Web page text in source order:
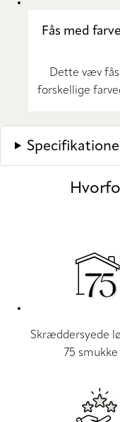
Fås med
Dette væv
forskellige
Skræddersyede
75 smukke